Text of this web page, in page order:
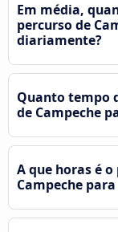
Em média,
percurso de
diariamente?
Quanto tempo
de Campeche
A que horas é
Campeche